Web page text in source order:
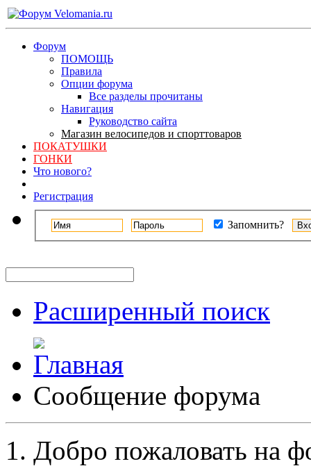
Форум
ПОМОЩЬ
Правила
Опции форума
Все разделы прочитаны
Навигация
Руководство сайта
Магазин велосипедов и спорттоваров
ПОКАТУШКИ
ГОНКИ
Что нового?
Регистрация
Запомнить?
Расширенный поиск
Сообщение форума
Добро пожаловать на